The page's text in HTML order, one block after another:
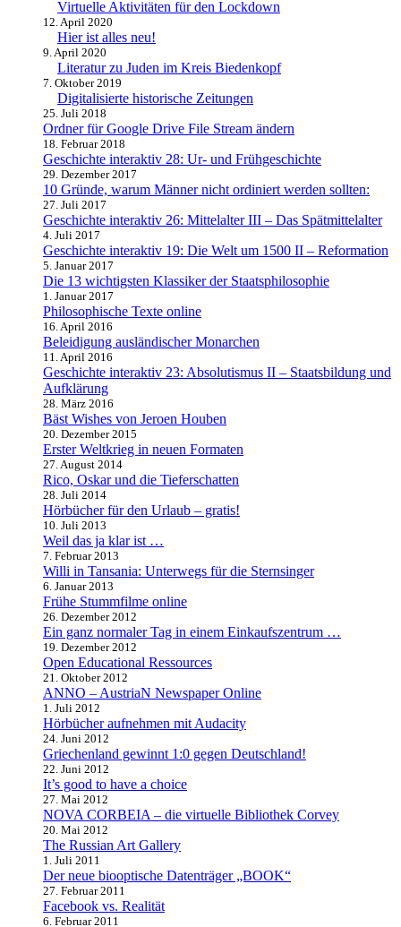
Virtuelle Aktivitäten für den Lockdown
12. April 2020
Hier ist alles neu!
9. April 2020
Literatur zu Juden im Kreis Biedenkopf
7. Oktober 2019
Digitalisierte historische Zeitungen
25. Juli 2018
Ordner für Google Drive File Stream ändern
18. Februar 2018
Geschichte interaktiv 28: Ur- und Frühgeschichte
29. Dezember 2017
10 Gründe, warum Männer nicht ordiniert werden sollten:
27. Juli 2017
Geschichte interaktiv 26: Mittelalter III – Das Spätmittelalter
4. Juli 2017
Geschichte interaktiv 19: Die Welt um 1500 II – Reformation
5. Januar 2017
Die 13 wichtigsten Klassiker der Staatsphilosophie
1. Januar 2017
Philosophische Texte online
16. April 2016
Beleidigung ausländischer Monarchen
11. April 2016
Geschichte interaktiv 23: Absolutismus II – Staatsbildung und
Aufklärung
28. März 2016
Bäst Wishes von Jeroen Houben
20. Dezember 2015
Erster Weltkrieg in neuen Formaten
27. August 2014
Rico, Oskar und die Tieferschatten
28. Juli 2014
Hörbücher für den Urlaub – gratis!
10. Juli 2013
Weil das ja klar ist …
7. Februar 2013
Willi in Tansania: Unterwegs für die Sternsinger
6. Januar 2013
Frühe Stummfilme online
26. Dezember 2012
Ein ganz normaler Tag in einem Einkaufszentrum …
19. Dezember 2012
Open Educational Ressources
21. Oktober 2012
ANNO – AustriaN Newspaper Online
1. Juli 2012
Hörbücher aufnehmen mit Audacity
24. Juni 2012
Griechenland gewinnt 1:0 gegen Deutschland!
22. Juni 2012
It’s good to have a choice
27. Mai 2012
NOVA CORBEIA – die virtuelle Bibliothek Corvey
20. Mai 2012
The Russian Art Gallery
1. Juli 2011
Der neue biooptische Datenträger „BOOK“
27. Februar 2011
Facebook vs. Realität
6. Februar 2011